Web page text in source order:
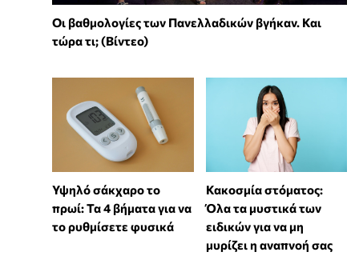
Οι βαθμολογίες των Πανελλαδικών βγήκαν. Και
τώρα τι; (Βίντεο)
Υψηλό σάκχαρο το
πρωί: Τα 4 βήματα για να
το ρυθμίσετε φυσικά
Κακοσμία στόματος:
Όλα τα μυστικά των
ειδικών για να μη
μυρίζει η αναπνοή σας